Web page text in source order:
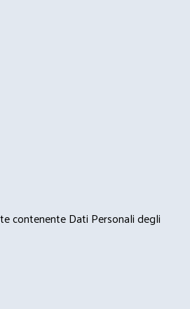
contenente Dati Personali degli